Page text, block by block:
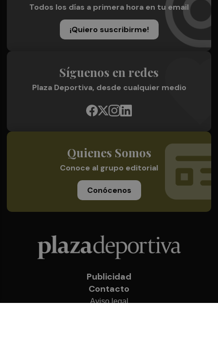
Todos los días a primera hora en tu email
¡Quiero suscribirme!
Síguenos en redes
Plaza Deportiva, desde cualquier medio
Quienes Somos
Conoce al grupo editorial
Conócenos
Publicidad
Contacto
Aviso legal